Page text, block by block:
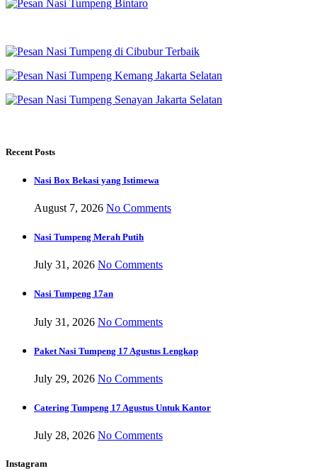
Recent Posts
Nasi Box Bekasi yang Istimewa
August 7, 2026 No Comments
Nasi Tumpeng Merah Putih
July 31, 2026 No Comments
Nasi Tumpeng 17an
July 31, 2026 No Comments
Paket Nasi Tumpeng 17 Agustus Lengkap
July 29, 2026 No Comments
Catering Tumpeng 17 Agustus Untuk Kantor
July 28, 2026 No Comments
Instagram